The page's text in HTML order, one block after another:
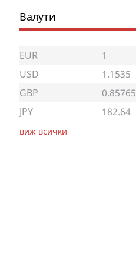
Валути
EUR 1
USD
1.1535
GBP
0.85765
JPY
182.64
виж всички